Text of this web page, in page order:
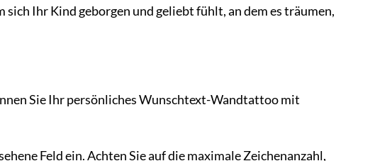
Ihr Kind geborgen und geliebt fühlt, an dem es träumen,
Sie Ihr persönliches Wunschtext-Wandtattoo mit
Feld ein. Achten Sie auf die maximale Zeichenanzahl,